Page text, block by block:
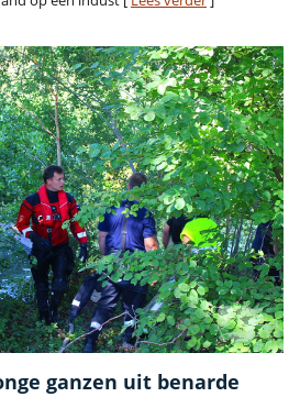
ganzen uit benarde